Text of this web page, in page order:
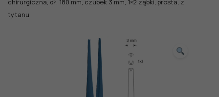
chirurgiczna, dł. 180 mm, czubek 3 mm, 1×2 ząbki, prosta, z
tytanu